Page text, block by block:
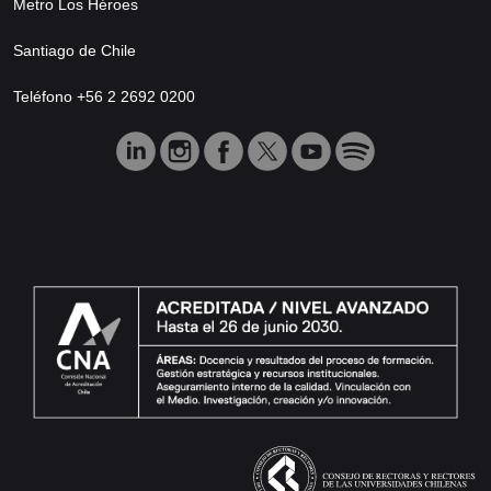
Metro Los Héroes
Santiago de Chile
Teléfono +56 2 2692 0200